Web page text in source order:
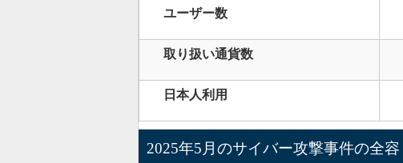
ユーザー数
取り扱い通貨数
日本人利用
2025年5月のサイバー攻撃事件の全容